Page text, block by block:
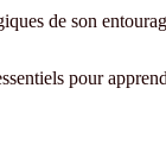
de son
pour